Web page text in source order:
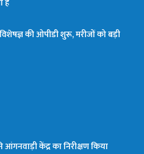
की ओपीडी शुरू, मरीजों को बड़ी
केंद्र का निरीक्षण किया